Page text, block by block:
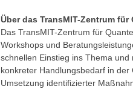
Über das TransMIT-Zentrum
Das TransMIT-Zentrum für
Workshops und
schnellen Einstieg ins Thema
konkreter Handlungsbedarf in
Umsetzung identifizierter